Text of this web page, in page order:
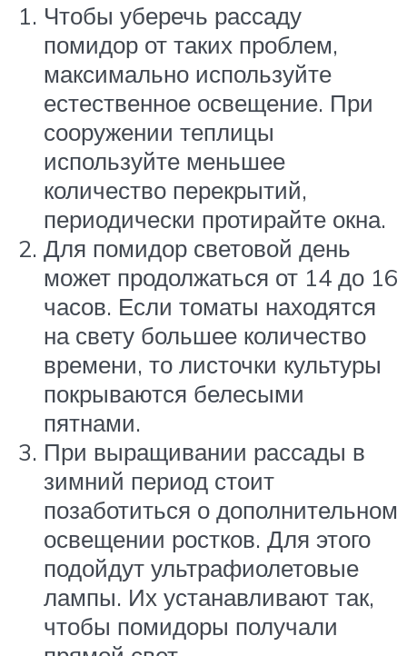
Чтобы уберечь рассаду
помидор от таких проблем,
максимально используйте
естественное освещение. При
сооружении теплицы
используйте меньшее
количество перекрытий,
периодически протирайте окна.
Для помидор световой день
может продолжаться от 14 до 16
часов. Если томаты находятся
на свету большее количество
времени, то листочки культуры
покрываются белесыми
пятнами.
При выращивании рассады в
зимний период стоит
позаботиться о дополнительном
освещении ростков. Для этого
подойдут ультрафиолетовые
лампы. Их устанавливают так,
чтобы помидоры получали